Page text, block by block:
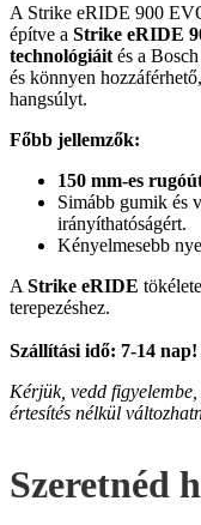
A Strike eRIDE 900
építve a Strike eRIDE
technológiáit és a
és könnyen
hangsúlyt.
Főbb jellemzők:
150 mm-es
Simább gumik és
irányíthatóságért.
Kényelmesebb
A Strike eRIDE
terepezéshez.
Szállítási idő: 7-14 nap!
Kérjük, vedd
értesítés nélkül
Szeretnéd